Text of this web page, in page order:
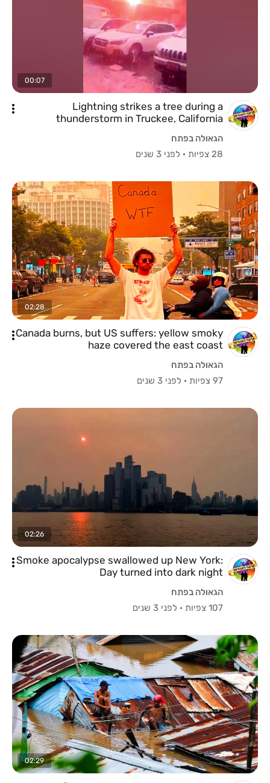
00:07
Lightning strikes a tree during a
thunderstorm in Truckee, California
הגאולה בפתח
28 צפיות
· לפני 3 שנים
02:28
Canada burns, but US suffers: yellow smoky
haze covered the east coast
הגאולה בפתח
97 צפיות
· לפני 3 שנים
02:26
Smoke apocalypse swallowed up New York:
Day turned into dark night
הגאולה בפתח
107 צפיות
· לפני 3 שנים
02:29